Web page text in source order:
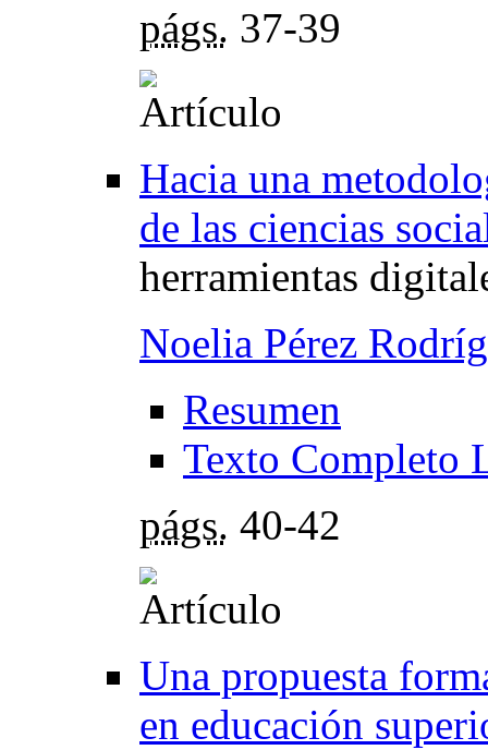
págs. 37-39
Hacia una
de las ciencias
herramientas
Noelia Pérez
Resumen
Texto Completo
págs. 40-42
Una propuesta
en educación